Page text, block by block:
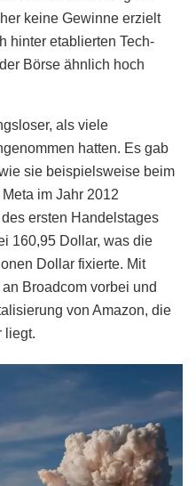
keine Gewinne erzielt
hinter etablierten Tech-
Börse ähnlich hoch
als viele
hatten. Es gab
sie beispielsweise beim
im Jahr 2012
ersten Handelstages
160,95 Dollar, was die
Dollar fixierte. Mit
Broadcom vorbei und
von Amazon, die
liegt.